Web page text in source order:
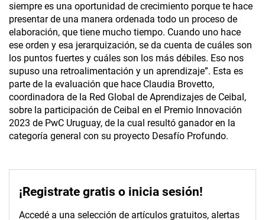
siempre es una oportunidad de crecimiento porque te hace
presentar de una manera ordenada todo un proceso de
elaboración, que tiene mucho tiempo. Cuando uno hace
ese orden y esa jerarquización, se da cuenta de cuáles son
los puntos fuertes y cuáles son los más débiles. Eso nos
supuso una retroalimentación y un aprendizaje”. Esta es
parte de la evaluación que hace Claudia Brovetto,
coordinadora de la Red Global de Aprendizajes de Ceibal,
sobre la participación de Ceibal en el Premio Innovación
2023 de PwC Uruguay, de la cual resultó ganador en la
categoría general con su proyecto Desafío Profundo.
¡Registrate gratis o inicia sesión!
Accedé a una selección de artículos gratuitos, alertas